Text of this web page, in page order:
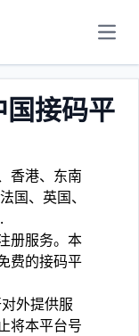
接码平
香港、东南
国、英国、
册服务。本
费的接码平
外提供服
将本平台号